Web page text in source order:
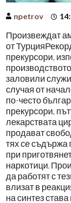
npetrov
Произвеждат
от
прекурсори,
заловили
случая от
по-често
прекурсори,
лекарствата
продават
тях се съдържа
при
наркотици.
да работят с
влизат в
на синтез